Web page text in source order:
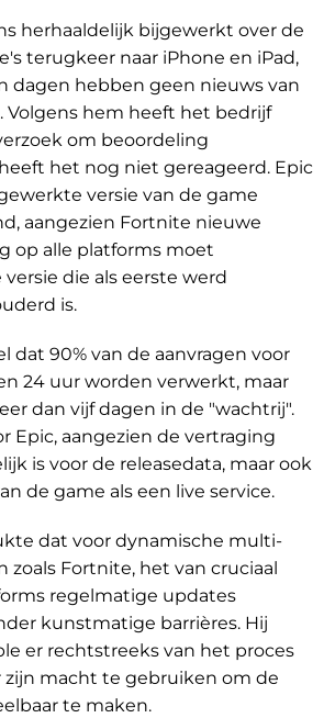
herhaaldelijk bijgewerkt over de
terugkeer naar iPhone en iPad,
dagen hebben geen nieuws van
Volgens hem heeft het bedrijf
om beoordeling
het nog niet gereageerd. Epic
versie van de game
aangezien Fortnite nieuwe
op alle platforms moet
die als eerste werd
is.
dat 90% van de aanvragen voor
24 uur worden verwerkt, maar
dan vijf dagen in de "wachtrij".
Epic, aangezien de vertraging
is voor de releasedata, maar ook
de game als een live service.
dat voor dynamische multi-
Fortnite, het van cruciaal
regelmatige updates
kunstmatige barrières. Hij
er rechtstreeks van het proces
macht te gebruiken om de
te maken.